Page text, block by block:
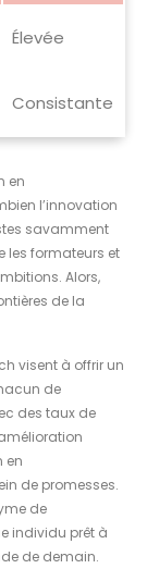
Élevée
Consistante
en
l’innovation
savamment
les formateurs et
Alors,
de la
visent à offrir un
de
des taux de
en
de promesses.
de
individu prêt à
de demain.